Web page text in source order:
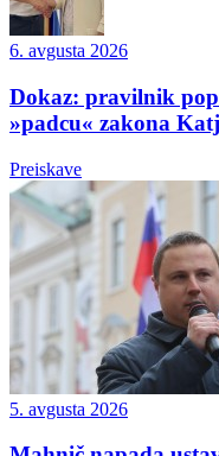
6. avgusta 2026
Dokaz: pravilnik
»padcu« zakona
Preiskave
5. avgusta 2026